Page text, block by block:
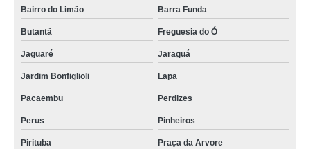
Bairro do Limão Barra Funda
Butantã Freguesia do Ó
Jaguaré Jaraguá
Jardim Bonfiglioli Lapa
Pacaembu Perdizes
Perus Pinheiros
Pirituba Praça da Arvore